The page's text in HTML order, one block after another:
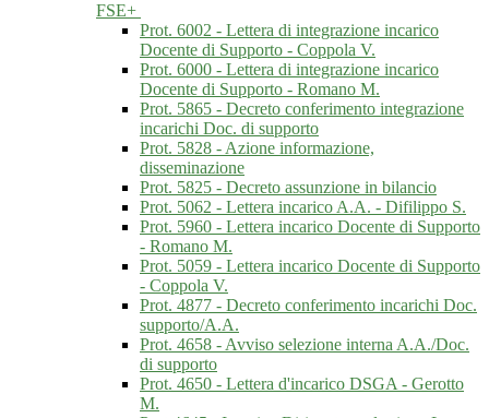
FSE+
Prot. 6002 - Lettera di integrazione incarico
Docente di Supporto - Coppola V.
Prot. 6000 - Lettera di integrazione incarico
Docente di Supporto - Romano M.
Prot. 5865 - Decreto conferimento integrazione
incarichi Doc. di supporto
Prot. 5828 - Azione informazione,
disseminazione
Prot. 5825 - Decreto assunzione in bilancio
Prot. 5062 - Lettera incarico A.A. - Difilippo S.
Prot. 5960 - Lettera incarico Docente di Supporto
- Romano M.
Prot. 5059 - Lettera incarico Docente di Supporto
- Coppola V.
Prot. 4877 - Decreto conferimento incarichi Doc.
supporto/A.A.
Prot. 4658 - Avviso selezione interna A.A./Doc.
di supporto
Prot. 4650 - Lettera d'incarico DSGA - Gerotto
M.